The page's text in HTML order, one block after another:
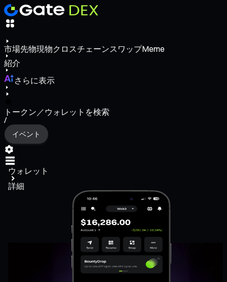
市場先物現物クロスチェーンスワップMeme
紹介
さらに表示
トークン／ウォレットを検索
/
イベント
ウォレット
詳細